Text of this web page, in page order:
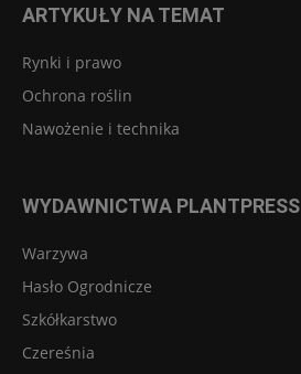
ARTYKUŁY NA TEMAT
Rynki i prawo
Ochrona roślin
Nawożenie i technika
WYDAWNICTWA PLANTPRESS
Warzywa
Hasło Ogrodnicze
Szkółkarstwo
Czereśnia